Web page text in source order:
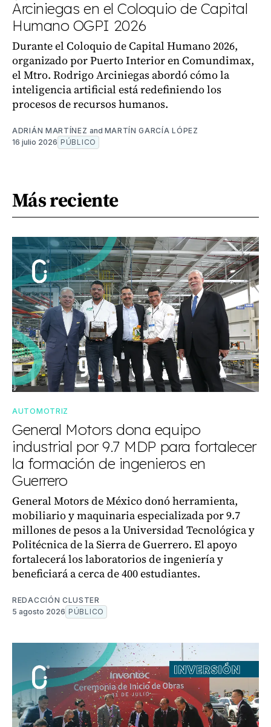
Arciniegas en el Coloquio de Capital
Humano OGPI 2026
Durante el Coloquio de Capital Humano 2026,
organizado por Puerto Interior en Comundimax,
el Mtro. Rodrigo Arciniegas abordó cómo la
inteligencia artificial está redefiniendo los
procesos de recursos humanos.
ADRIÁN MARTÍNEZ and MARTÍN GARCÍA LÓPEZ
16 julio 2026 PÚBLICO
Más reciente
AUTOMOTRIZ
General Motors dona equipo
industrial por 9.7 MDP para fortalecer
la formación de ingenieros en
Guerrero
General Motors de México donó herramienta,
mobiliario y maquinaria especializada por 9.7
millones de pesos a la Universidad Tecnológica y
Politécnica de la Sierra de Guerrero. El apoyo
fortalecerá los laboratorios de ingeniería y
beneficiará a cerca de 400 estudiantes.
REDACCIÓN CLUSTER
5 agosto 2026 PÚBLICO